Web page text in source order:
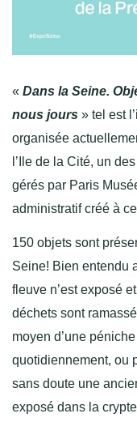
« Dans la Seine.
nous jours » tel est
organisée
l’Ile de la Cité, un
gérés par Paris
administratif créé à
150 objets sont
Seine! Bien entendu
fleuve n’est exposé
déchets sont
moyen d’une
quotidiennement, ou
sans doute une
exposé dans la